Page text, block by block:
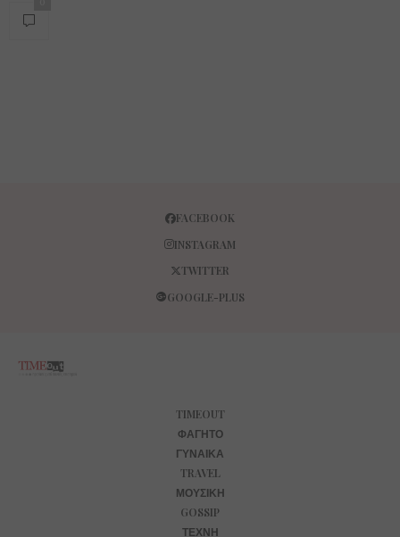
FACEBOOK
INSTAGRAM
TWITTER
GOOGLE-PLUS
TIMEOUT
ΦΑΓΗΤΌ
ΓΥΝΑΊΚΑ
TRAVEL
ΜΟΥΣΙΚΉ
GOSSIP
ΤΈΧΝΗ